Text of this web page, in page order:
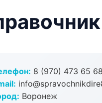
8 (970) 473 65 68
Воронеж